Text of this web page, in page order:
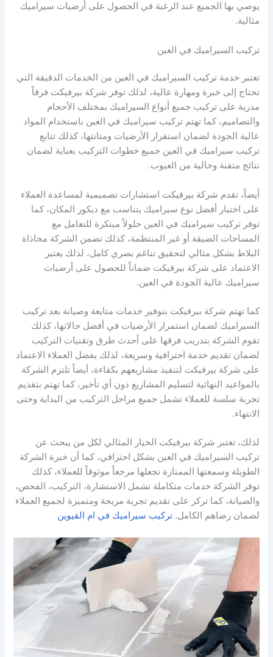
يوصي بها الجميع عند الرغبة في الحصول على أرضيات سيراميك
مثالية.
تركيب السيراميك في العين
تعتبر خدمة تركيب السيراميك في العين من الخدمات الدقيقة التي
تحتاج إلى خبرة ومهارة عالية، لذلك توفر شركة بيرفيكت فرقاً
مدربة على تركيب جميع أنواع السيراميك بمختلف الأحجام
والتصاميم، كما تهتم تركيب سيراميك في العين باستخدام المواد
عالية الجودة لضمان استقرار الأرضيات ومتانتها، كذلك تتابع
تركيب سيراميك في العين جميع خطوات التركيب بعناية لضمان
نتائج متقنة وخالية من العيوب.
أيضاً، تقدم شركة بيرفيكت استشارات تصميمية لمساعدة العملاء
على اختيار أفضل نوع سيراميك يتناسب مع ديكور المكان، كما
توفر تركيب سيراميك في العين حلولاً مبتكرة للتعامل مع
المساحات الضيقة أو غير المنتظمة، كذلك تضمن الشركة محاذاة
البلاط بشكل مثالي لتحقيق تناغم بصري كامل، لذلك يعتبر
الاعتماد على شركة بيرفيكت ضماناً للحصول على أرضيات
سيراميك عالية الجودة في العين.
كما تهتم شركة بيرفيكت بتوفير خدمات متابعة وصيانة بعد تركيب
السيراميك لضمان استمرار الأرضيات في أفضل حالاتها، كذلك
تقوم الشركة بتدريب فرقها على أحدث طرق وتقنيات التركيب
لضمان تقديم خدمة احترافية وسريعة، لذلك يفضل العملاء الاعتماد
على شركة بيرفيكت لتنفيذ مشاريعهم بكفاءة، أيضاً تلتزم الشركة
بالمواعيد النهائية لتسليم المشاريع دون أي تأخير، كما تهتم بتقديم
تجربة سلسة للعملاء تشمل جميع مراحل التركيب من البداية وحتى
الانتهاء.
لذلك، تعتبر شركة بيرفيكت الخيار المثالي لكل من يبحث عن
تركيب السيراميك في العين بشكل احترافي، كما أن خبرة الشركة
الطويلة وسمعتها الممتازة تجعلها مرجعاً موثوقاً للعملاء، كذلك
توفر الشركة خدمات متكاملة تشمل الاستشارة، التركيب، الفحص،
والصيانة، كما تركز على تقديم تجربة مريحة ومتميزة لجميع العملاء
لضمان رضاهم الكامل.تركيب سيراميك في ام القيوين